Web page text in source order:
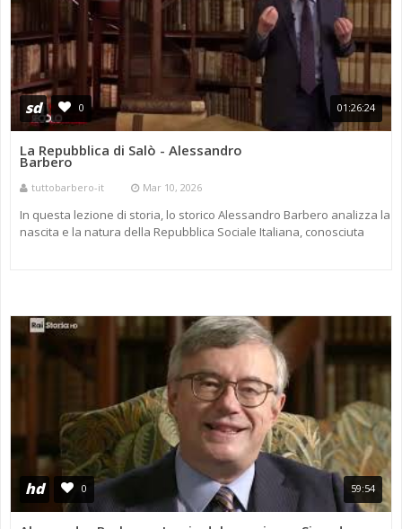
sd 0 01:26:24
La Repubblica di Salò - Alessandro
Barbero
tuttobarbero-it Mar 10, 2026
In questa lezione di storia, lo storico Alessandro Barbero analizza la
nascita e la natura della Repubblica Sociale Italiana, conosciuta
hd 0 59:54